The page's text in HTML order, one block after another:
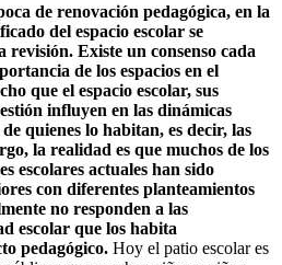
de renovación pedagógica, en la
del espacio escolar se
revisión. Existe un consenso cada
de los espacios en el
que el espacio escolar, sus
influyen en las dinámicas
quienes lo habitan, es decir, las
la realidad es que muchos de los
escolares actuales han sido
con diferentes planteamientos
no responden a las
escolar que los habita
pedagógico. Hoy el patio escolar es